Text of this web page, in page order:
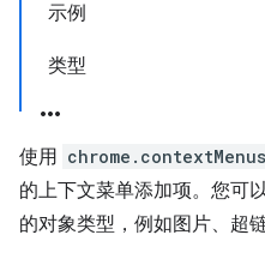
示例
类型
使用 chrome.contextMenus
的上下文菜单添加项。您可
的对象类型，例如图片、超